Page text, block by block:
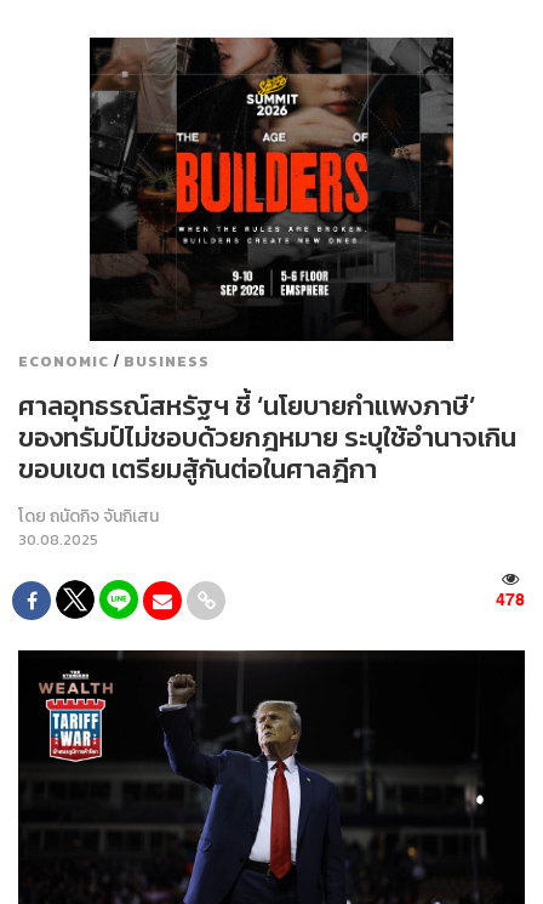
ECONOMIC / BUSINESS
ศาลอุทธรณ์สหรัฐฯ ชี้ ‘นโยบายกำแพงภาษี’
ของทรัมป์ไม่ชอบด้วยกฎหมาย ระบุใช้อำนาจเกิน
ขอบเขต เตรียมสู้กันต่อในศาลฎีกา
โดยถนัดกิจ จันกิเสน
30.08.2025
478